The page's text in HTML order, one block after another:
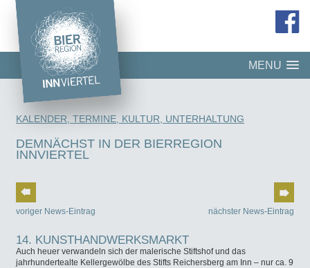
MENU
KALENDER, TERMINE, KULTUR, UNTERHALTUNG
DEMNÄCHST IN DER BIERREGION
INNVIERTEL
voriger News-Eintrag nächster News-Eintrag
14. KUNSTHANDWERKSMARKT
Auch heuer verwandeln sich der malerische Stiftshof und das
jahrhundertealte Kellergewölbe des Stifts Reichersberg am Inn – nur ca. 9